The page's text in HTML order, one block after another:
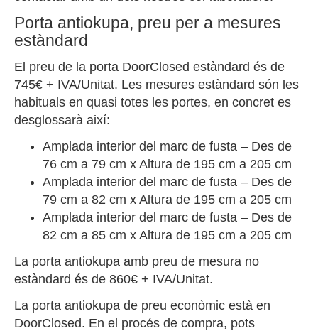
Porta antiokupa, preu per a mesures
estàndard
El preu de la porta DoorClosed estàndard és de
745€ + IVA/Unitat. Les mesures estàndard són les
habituals en quasi totes les portes, en concret es
desglossarà així:
Amplada interior del marc de fusta – Des de
76 cm a 79 cm x Altura de 195 cm a 205 cm
Amplada interior del marc de fusta – Des de
79 cm a 82 cm x Altura de 195 cm a 205 cm
Amplada interior del marc de fusta – Des de
82 cm a 85 cm x Altura de 195 cm a 205 cm
La porta antiokupa amb preu de mesura no
estàndard és de 860€ + IVA/Unitat.
La porta antiokupa de preu econòmic està en
DoorClosed. En el procés de compra, pots